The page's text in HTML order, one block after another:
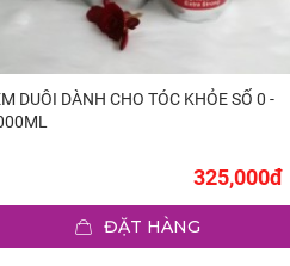
DUỖI DÀNH CHO TÓC KHỎE SỐ 0 -
325,000đ
ĐẶT HÀNG